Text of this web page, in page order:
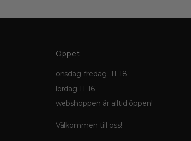
Öppet
onsdag-fredag 11-18
lördag 11-16
webshoppen är alltid öppen!
Välkommen till oss!